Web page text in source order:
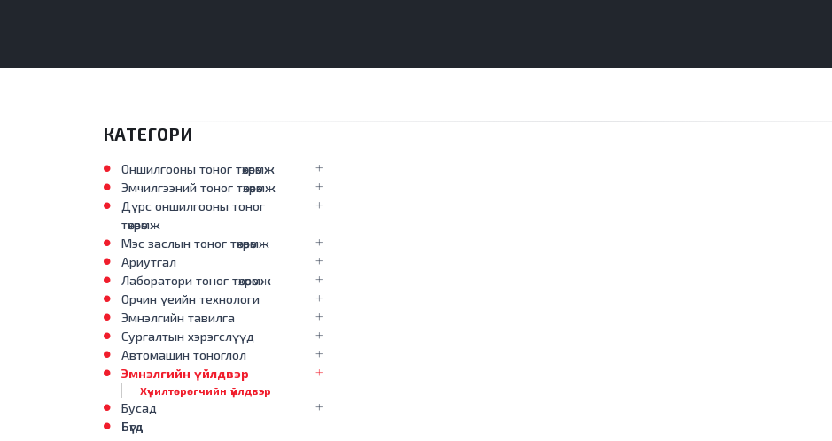
КАТЕГОРИ
Оншилгооны тоног төхөөрөмж
Эмчилгээний тоног төхөөрөмж
Дүрс оншилгооны тоног
төхөөрөмж
Мэс заслын тоног төхөөрөмж
Ариутгал
Лаборатори тоног төхөөрөмж
Орчин үеийн технологи
Эмнэлгийн тавилга
Сургалтын хэрэгслүүд
Автомашин тоноглол
Эмнэлгийн үйлдвэр
Хүчилтөрөгчийн үйлдвэр
Бусад
Бүгд